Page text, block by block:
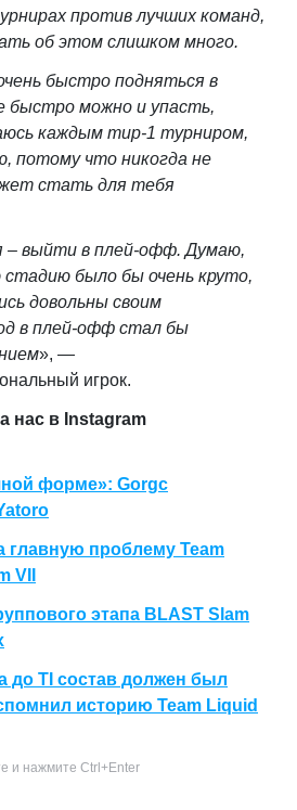
против лучших команд,
об этом слишком много.
быстро подняться в
быстро можно и упасть,
каждым тир-1 турниром,
потому что никогда не
стать для тебя
– выйти в плей-офф. Думаю,
было бы очень круто,
довольны своим
в плей-офф стал бы
», —
игрок.
нас в Instagram
форме»: Gorgc
главную проблему Team
VII
этапа BLAST Slam
до TI состав должен был
историю Team Liquid
и нажмите Ctrl+Enter